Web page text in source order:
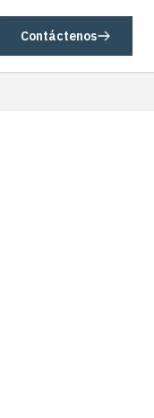
Contáctenos